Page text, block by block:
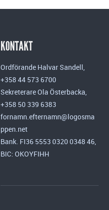
KONTAKT
Ordförande Halvar Sandell,
+358 44 573 6700
Sekreterare Ola Österbacka,
+358 50 339 6383
fornamn.efternamn@logosma
ppen.net
Bank. FI36 5553 0320 0348 46,
BIC: OKOYFIHH